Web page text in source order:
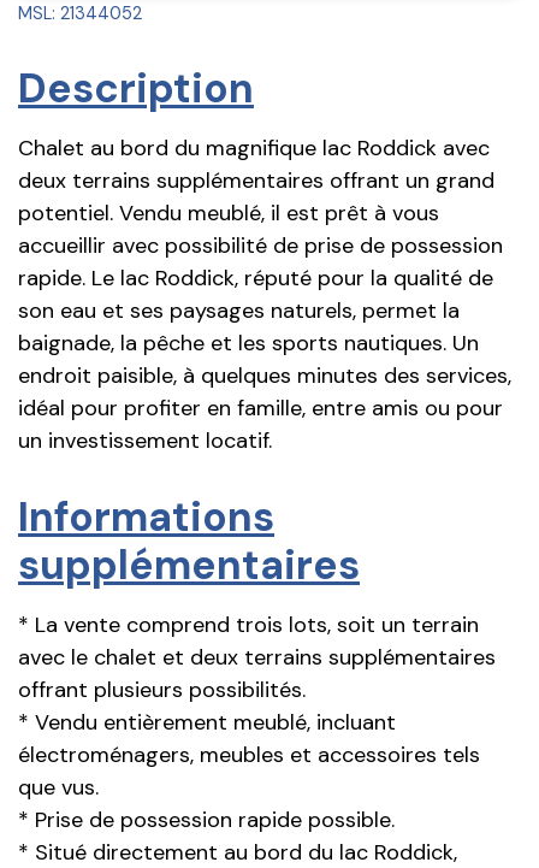
MSL: 21344052
Description
Chalet au bord du magnifique lac Roddick avec
deux terrains supplémentaires offrant un grand
potentiel. Vendu meublé, il est prêt à vous
accueillir avec possibilité de prise de possession
rapide. Le lac Roddick, réputé pour la qualité de
son eau et ses paysages naturels, permet la
baignade, la pêche et les sports nautiques. Un
endroit paisible, à quelques minutes des services,
idéal pour profiter en famille, entre amis ou pour
un investissement locatif.
Informations
supplémentaires
* La vente comprend trois lots, soit un terrain
avec le chalet et deux terrains supplémentaires
offrant plusieurs possibilités.
* Vendu entièrement meublé, incluant
électroménagers, meubles et accessoires tels
que vus.
* Prise de possession rapide possible.
* Situé directement au bord du lac Roddick,